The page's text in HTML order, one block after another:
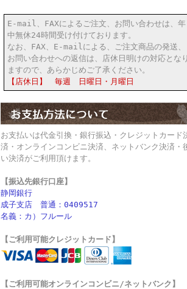
E-mail、FAXによるご注文、お問い合わせは、年
中無休24時間受け付けております。
なお、FAX、E-mailによる、ご注文商品の発送、
お問い合わせへの返信は、店休日明けの対応となり
ますので、あらかじめご了承ください。
【店休日】 毎週 日曜日・月曜日
お支払いは代金引換・銀行振込・クレジットカード
済・オンラインコンビニ決済、ネットバンク決済・
い決済がご利用頂けます。
【振込先銀行口座】
静岡銀行
成子支店 普通：0409517
名義：カ）フルール
【ご利用可能クレジットカード】
【ご利用可能オンラインコンビニ/ネットバンク】